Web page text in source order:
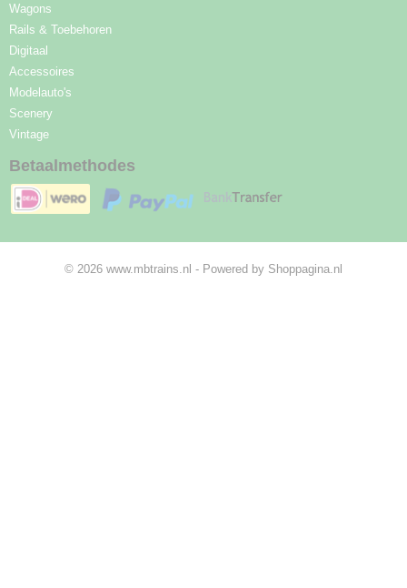
Wagons
Rails & Toebehoren
Digitaal
Accessoires
Modelauto's
Scenery
Vintage
Betaalmethodes
© 2026 www.mbtrains.nl - Powered by Shoppagina.nl